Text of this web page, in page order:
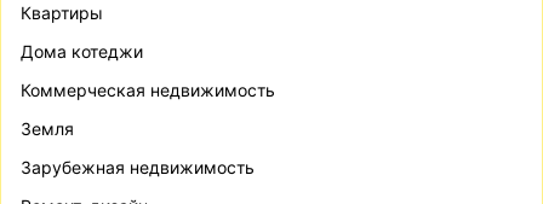
Квартиры
Дома котеджи
Коммерческая недвижимость
Земля
Зарубежная недвижимость